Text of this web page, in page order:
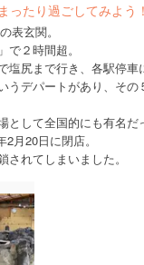
ったり過ごしてみよう
表玄関。
２時間超。
尻まで行き、各駅停車
うデパートがあり、そ
して全国的にも有名だ
月20日に閉店。
れてしまいました。